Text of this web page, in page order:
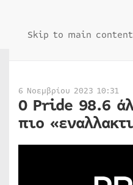
Skip to main content
6 Νοεμβρίου 2023 10:31
Ο Pride 98.6
πιο